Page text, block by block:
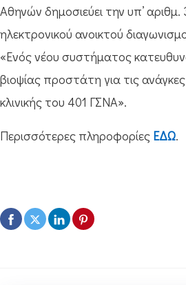
Αθηνών δημοσιεύει την υπ’
ηλεκτρονικού ανοικτού
«Ενός νέου συστήματος
βιοψίας προστάτη για τις
κλινικής του 401 ΓΣΝΑ».
Περισσότερες πληροφορίες ΕΔΩ.